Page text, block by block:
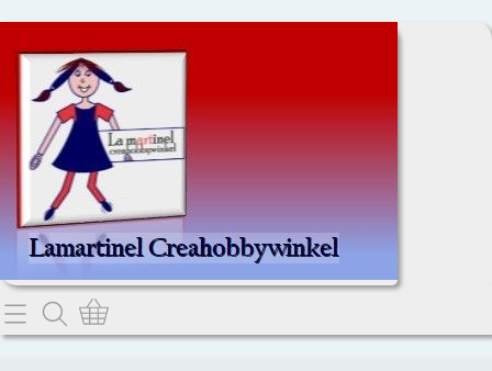
Home